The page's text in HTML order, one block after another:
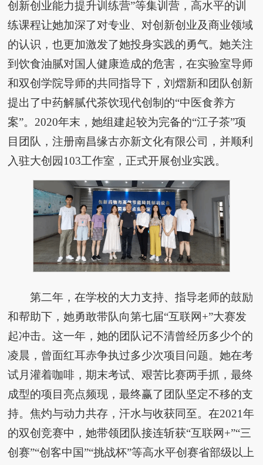
创新创业能力提升训练营”等集训营，高水平的训
练课程让她加深了对专业、对创新创业及商业领域
的认识，也更加激发了她投身实践的勇气。她关注
到饮食油腻对国人健康造成的危害，在实验室导师
和双创学院导师的共同指导下，刘熠新和团队创新
提出了中药解腻代茶饮现代创制的“中医食养方
案”。2020年末，她组建起较为完备的“江子茶”项
目团队，注册南昌缘古亦新文化有限公司，并顺利
入驻大创园103工作室，正式开展创业实践。
第二年，在学校的大力支持、指导老师的鼓励
和帮助下，她勇敢带队向第七届“互联网+”大赛发
起冲击。这一年，她的团队记不清曾经历多少个的
凌晨，曾面红耳赤争执过多少次项目问题。她在考
试月灌着咖啡，期末考试、艰苦比赛两手抓，最终
成型的项目亮点频现，最终赢了团队坚定不移的支
持。焦灼与动力共存，汗水与收获同至。在2021年
的双创竞赛中，她带领团队接连斩获“互联网+”“三
创赛”“创客中国”“挑战杯”等高水平创赛省部级以上